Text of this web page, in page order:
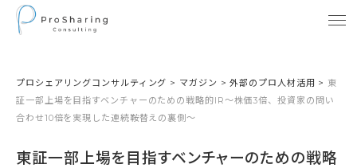
プロシェアリングコンサルティング > マガジン >外部のプロ人材活用 > 東
証一部上場を目指すベンチャーのための戦略的IR～株価3倍、投資家の問い
合わせ10倍を実現した連続鞍替えの裏側～
東証一部上場を目指すベンチャーのための戦略